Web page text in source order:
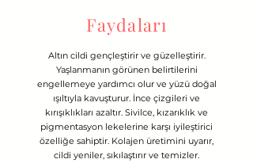
Faydaları
Altın cildi gençleştirir ve güzelleştirir.
Yaşlanmanın görünen belirtilerini
engellemeye yardımcı olur ve yüzü doğal
ışıltıyla kavuşturur. İnce çizgileri ve
kırışıklıkları azaltır. Sivilce, kızarıklık ve
pigmentasyon lekelerine karşı iyileştirici
özelliğe sahiptir. Kolajen üretimini uyarır,
cildi yeniler, sıkılaştırır ve temizler.